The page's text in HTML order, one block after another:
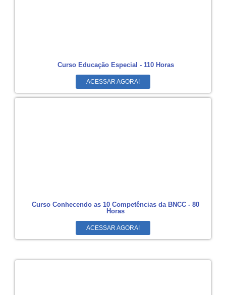
Curso Educação Especial - 110 Horas
ACESSAR AGORA!
Curso Conhecendo as 10 Competências da BNCC - 80
Horas
ACESSAR AGORA!